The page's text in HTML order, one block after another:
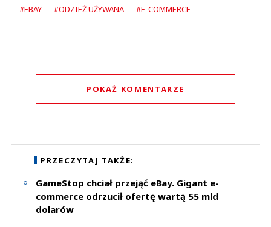
#EBAY #ODZIEŻ UŻYWANA #E-COMMERCE
PRZECZYTAJ TAKŻE:
GameStop chciał przejąć eBay. Gigant e-
commerce odrzucił ofertę wartą 55 mld
dolarów
POKAŻ KOMENTARZE
Nie znaleziono komentarzy
Zostaw swoje komentarze